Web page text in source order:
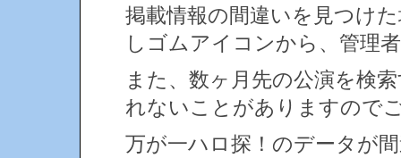
掲載情報の間違いを見つけ
しゴムアイコンから、管理
また、数ヶ月先の公演を検
れないことがありますので
万が一ハロ探！のデータが